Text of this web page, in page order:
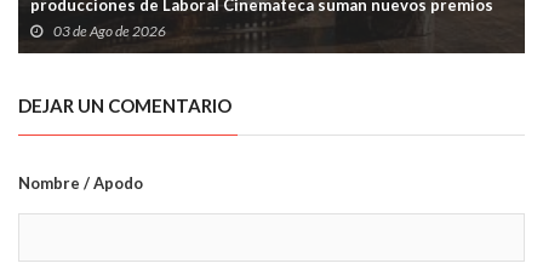
producciones de Laboral Cinemateca suman nuevos premios
03 de Ago de 2026
DEJAR UN COMENTARIO
Nombre / Apodo